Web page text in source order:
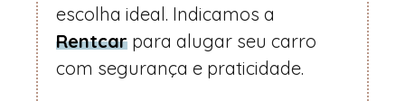
escolha ideal. Indicamos a
Rentcar para alugar seu carro
com segurança e praticidade.